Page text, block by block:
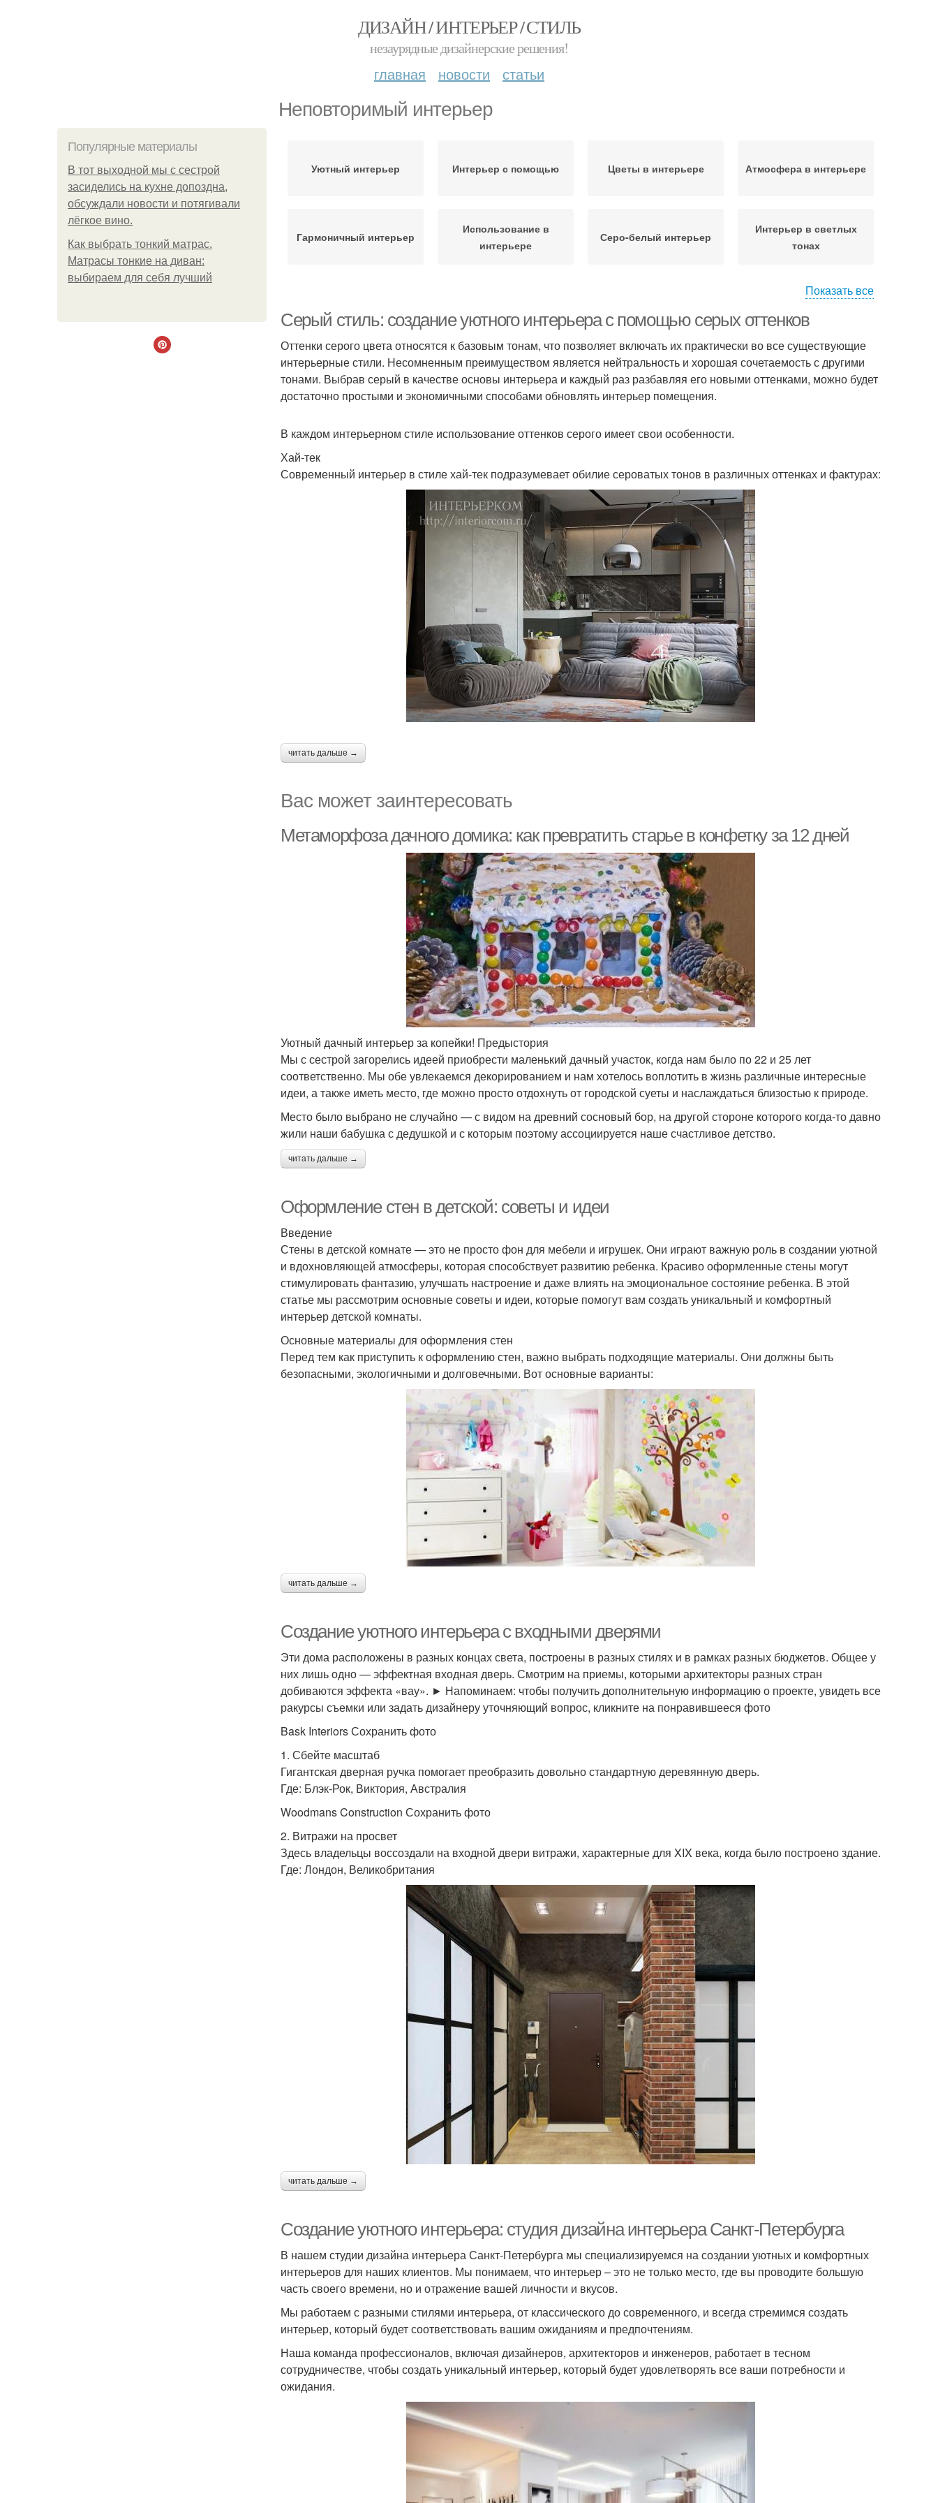
ДИЗАЙН / ИНТЕРЬЕР / СТИЛЬ
незаурядные дизайнерские решения!
главная новости статьи
Неповторимый интерьер
Популярные материалы
В тот выходной мы с сестрой
засиделись на кухне допоздна,
обсуждали новости и потягивали
лёгкое вино.
Как выбрать тонкий матрас.
Матрасы тонкие на диван:
выбираем для себя лучший
Уютный интерьер Интерьер с помощью Цветы в интерьере Атмосфера в интерьере
Гармоничный интерьер
Использование в
интерьере
Серо-белый интерьер
Интерьер в светлых
тонах
тонах
Показать все
Серый стиль: создание уютного интерьера с помощью серых оттенков
Оттенки серого цвета относятся к базовым тонам, что позволяет включать их практически во все существующие
интерьерные стили. Несомненным преимуществом является нейтральность и хорошая сочетаемость с другими
тонами. Выбрав серый в качестве основы интерьера и каждый раз разбавляя его новыми оттенками, можно будет
достаточно простыми и экономичными способами обновлять интерьер помещения.
В каждом интерьерном стиле использование оттенков серого имеет свои особенности.
Хай-тек
Современный интерьер в стиле хай-тек подразумевает обилие сероватых тонов в различных оттенках и фактурах:
читать дальше →
Вас может заинтересовать
Метаморфоза дачного домика: как превратить старье в конфетку за 12 дней
Уютный дачный интерьер за копейки! Предыстория
Мы с сестрой загорелись идеей приобрести маленький дачный участок, когда нам было по 22 и 25 лет
соответственно. Мы обе увлекаемся декорированием и нам хотелось воплотить в жизнь различные интересные
идеи, а также иметь место, где можно просто отдохнуть от городской суеты и наслаждаться близостью к природе.
Место было выбрано не случайно — с видом на древний сосновый бор, на другой стороне которого когда-то давно
жили наши бабушка с дедушкой и с которым поэтому ассоциируется наше счастливое детство.
читать дальше →
Оформление стен в детской: советы и идеи
Введение
Стены в детской комнате — это не просто фон для мебели и игрушек. Они играют важную роль в создании уютной
и вдохновляющей атмосферы, которая способствует развитию ребенка. Красиво оформленные стены могут
стимулировать фантазию, улучшать настроение и даже влиять на эмоциональное состояние ребенка. В этой
статье мы рассмотрим основные советы и идеи, которые помогут вам создать уникальный и комфортный
интерьер детской комнаты.
Основные материалы для оформления стен
Перед тем как приступить к оформлению стен, важно выбрать подходящие материалы. Они должны быть
безопасными, экологичными и долговечными. Вот основные варианты:
читать дальше →
Создание уютного интерьера с входными дверями
Эти дома расположены в разных концах света, построены в разных стилях и в рамках разных бюджетов. Общее у
них лишь одно — эффектная входная дверь. Смотрим на приемы, которыми архитекторы разных стран
добиваются эффекта «вау». ► Напоминаем: чтобы получить дополнительную информацию о проекте, увидеть все
ракурсы съемки или задать дизайнеру уточняющий вопрос, кликните на понравившееся фото
Bask Interiors Сохранить фото
1. Сбейте масштаб
Гигантская дверная ручка помогает преобразить довольно стандартную деревянную дверь.
Где: Блэк-Рок, Виктория, Австралия
Woodmans Construction Сохранить фото
2. Витражи на просвет
Здесь владельцы воссоздали на входной двери витражи, характерные для XIX века, когда было построено здание.
Где: Лондон, Великобритания
читать дальше →
Создание уютного интерьера: студия дизайна интерьера Санкт-Петербурга
В нашем студии дизайна интерьера Санкт-Петербурга мы специализируемся на создании уютных и комфортных
интерьеров для наших клиентов. Мы понимаем, что интерьер – это не только место, где вы проводите большую
часть своего времени, но и отражение вашей личности и вкусов.
Мы работаем с разными стилями интерьера, от классического до современного, и всегда стремимся создать
интерьер, который будет соответствовать вашим ожиданиям и предпочтениям.
Наша команда профессионалов, включая дизайнеров, архитекторов и инженеров, работает в тесном
сотрудничестве, чтобы создать уникальный интерьер, который будет удовлетворять все ваши потребности и
ожидания.